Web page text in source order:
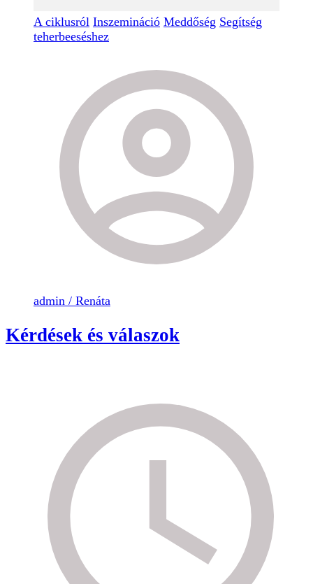
A ciklusról Inszemináció Meddőség Segítség
teherbeeséshez
admin / Renáta
Kérdések és válaszok